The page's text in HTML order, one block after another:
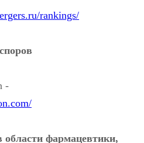
rankings/
-
фармацевтики,